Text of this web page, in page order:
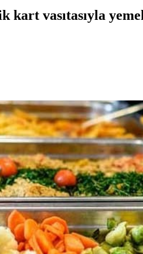
vasıtasıyla